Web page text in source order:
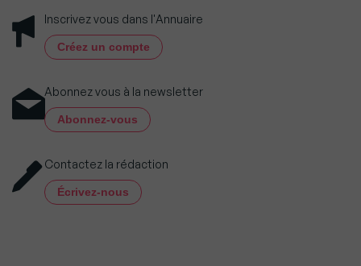
Inscrivez vous dans l'Annuaire
Créez un compte
Abonnez vous à la newsletter
Abonnez-vous
Contactez la rédaction
Écrivez-nous